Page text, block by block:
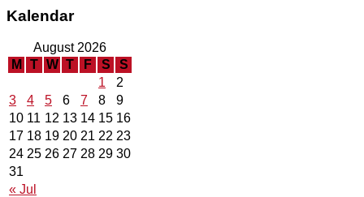
Kalendar
August 2026
M
T W T F S S
« Jul
1
2
3
4 5 6 7 8
9
10 11 12 13 14 15 16
17 18 19 20 21 22 23
24 25 26 27 28 29 30
31